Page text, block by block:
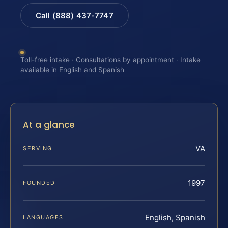
Call (888) 437-7747
Toll-free intake · Consultations by appointment · Intake
available in English and Spanish
At a glance
SERVING VA
FOUNDED 1997
LANGUAGES English, Spanish